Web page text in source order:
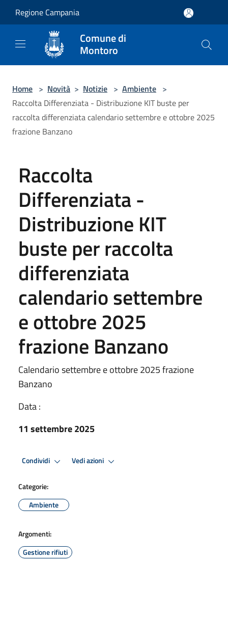
Regione Campania
Comune di
Montoro
Home > Novità > Notizie > Ambiente >
Raccolta Differenziata - Distribuzione KIT buste per
raccolta differenziata calendario settembre e ottobre 2025
frazione Banzano
Raccolta
Differenziata -
Distribuzione KIT
buste per raccolta
differenziata
calendario settembre
e ottobre 2025
frazione Banzano
Calendario settembre e ottobre 2025 frazione
Banzano
Data :
11 settembre 2025
Condividi Vedi azioni
Categorie:
Ambiente
Argomenti:
Gestione rifiuti